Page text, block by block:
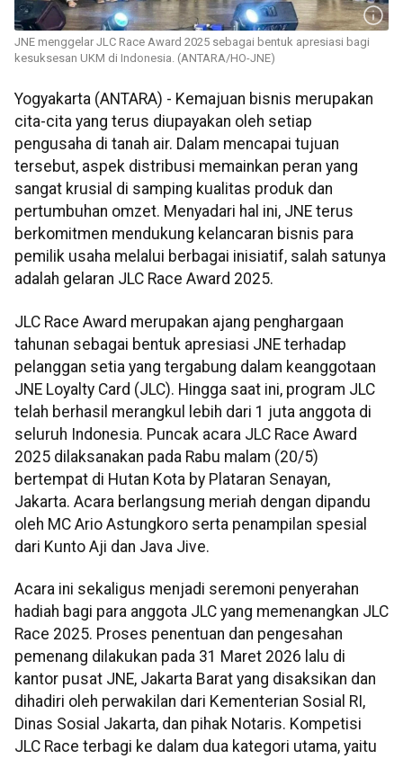
JNE menggelar JLC Race Award 2025 sebagai bentuk apresiasi bagi
kesuksesan UKM di Indonesia. (ANTARA/HO-JNE)
Yogyakarta (ANTARA) - Kemajuan bisnis merupakan
cita-cita yang terus diupayakan oleh setiap
pengusaha di tanah air. Dalam mencapai tujuan
tersebut, aspek distribusi memainkan peran yang
sangat krusial di samping kualitas produk dan
pertumbuhan omzet. Menyadari hal ini, JNE terus
berkomitmen mendukung kelancaran bisnis para
pemilik usaha melalui berbagai inisiatif, salah satunya
adalah gelaran JLC Race Award 2025.
JLC Race Award merupakan ajang penghargaan
tahunan sebagai bentuk apresiasi JNE terhadap
pelanggan setia yang tergabung dalam keanggotaan
JNE Loyalty Card (JLC). Hingga saat ini, program JLC
telah berhasil merangkul lebih dari 1 juta anggota di
seluruh Indonesia. Puncak acara JLC Race Award
2025 dilaksanakan pada Rabu malam (20/5)
bertempat di Hutan Kota by Plataran Senayan,
Jakarta. Acara berlangsung meriah dengan dipandu
oleh MC Ario Astungkoro serta penampilan spesial
dari Kunto Aji dan Java Jive.
Acara ini sekaligus menjadi seremoni penyerahan
hadiah bagi para anggota JLC yang memenangkan JLC
Race 2025. Proses penentuan dan pengesahan
pemenang dilakukan pada 31 Maret 2026 lalu di
kantor pusat JNE, Jakarta Barat yang disaksikan dan
dihadiri oleh perwakilan dari Kementerian Sosial RI,
Dinas Sosial Jakarta, dan pihak Notaris. Kompetisi
JLC Race terbagi ke dalam dua kategori utama, yaitu